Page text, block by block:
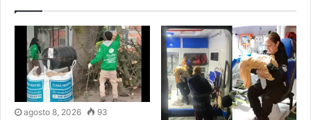
agosto 8, 2026 93